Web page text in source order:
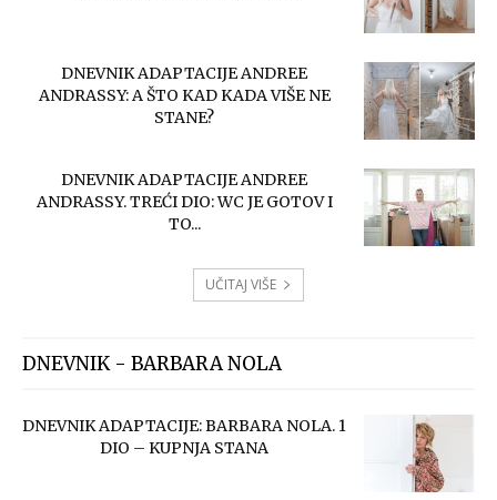
DNEVNIK ADAPTACIJE ANDREE
ANDRASSY: A ŠTO KAD KADA VIŠE NE
STANE?
DNEVNIK ADAPTACIJE ANDREE
ANDRASSY. TREĆI DIO: WC JE GOTOV I
TO...
UČITAJ VIŠE
DNEVNIK - BARBARA NOLA
DNEVNIK ADAPTACIJE: BARBARA NOLA. 1
DIO – KUPNJA STANA